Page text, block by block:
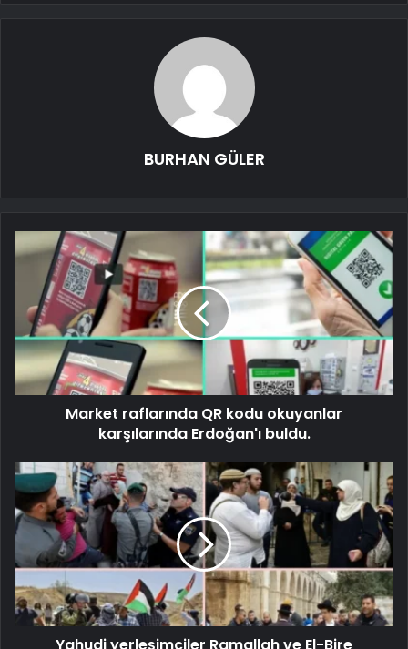
BURHAN GÜLER
Market raflarında QR kodu okuyanlar
karşılarında Erdoğan'ı buldu.
Yahudi yerleşimciler Ramallah ve El-Bire